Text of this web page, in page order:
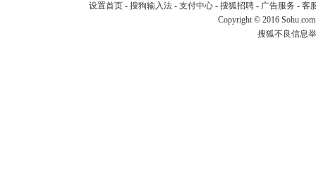
设置首页- 搜狗输入法- 支付中心- 搜狐招聘- 广告服务 - 客
Copyright © 2016
搜狐不良信息